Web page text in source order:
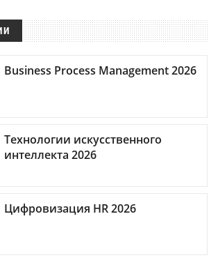
Business Process Management 2026
Технологии искусственного
интеллекта 2026
Цифровизация HR 2026